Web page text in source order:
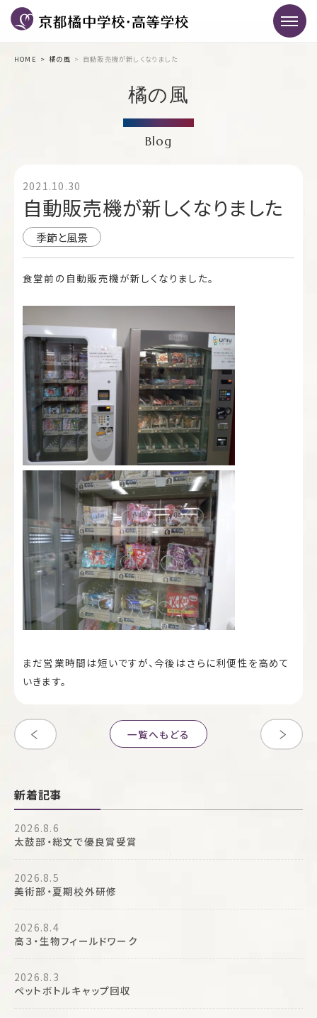
HOME 橘の風 自動販売機が新しくなりました
橘の風
Blog
2021.10.30
自動販売機が新しくなりました
季節と風景
食堂前の自動販売機が新しくなりました。
まだ営業時間は短いですが、今後はさらに利便性を高めて
いきます。
一覧へもどる
新着記事
2026.8.6
太鼓部・総文で優良賞受賞
2026.8.5
美術部・夏期校外研修
2026.8.4
高３・生物フィールドワーク
2026.8.3
ペットボトルキャップ回収